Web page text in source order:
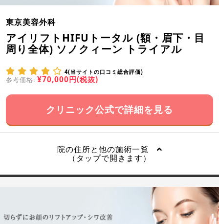
東京美容外科
アイリフトHIFUトータル (額・眉下・目
周り全体) ソノクィーン トライアル
4(当サイトの口コミ総合評価)
参考価格: ¥70,000円(税抜)
クリニック公式で詳細を見る
院の住所と他の施術一覧
（タップで開きます）